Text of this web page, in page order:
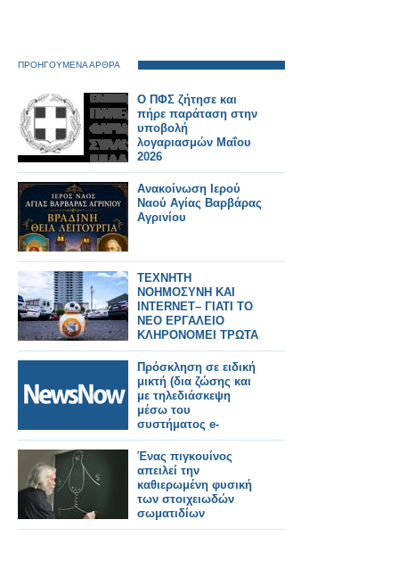
ΠΡΟΗΓΟΥΜΕΝΑ ΑΡΘΡΑ
Ο ΠΦΣ ζήτησε και
πήρε παράταση στην
υποβολή
λογαριασμών Μαΐου
2026
Ανακοίνωση Ιερού
Ναού Αγίας Βαρβάρας
Αγρινίου
ΤΕΧΝΗΤΗ
ΝΟΗΜΟΣΥΝΗ ΚΑΙ
INTERNET– ΓΙΑΤΙ ΤΟ
ΝΕΟ ΕΡΓΑΛΕΙΟ
ΚΛΗΡΟΝΟΜΕΙ ΤΡΩΤΑ
ΤΟΥ ΙΣΤΟΥ ΚΑΙ ΤΟΥ
ΠΑΡΕΛΘΟΝΤΟΣ
Πρόσκληση σε ειδική
μικτή (δια ζώσης και
με τηλεδιάσκεψη
μέσω του
συστήματος e-
presence.gov.gr)
συνεδρίασης του
Δημοτικού
Συμβουλίου.
Ένας πιγκουίνος
απειλεί την
καθιερωμένη φυσική
των στοιχειωδών
σωματιδίων